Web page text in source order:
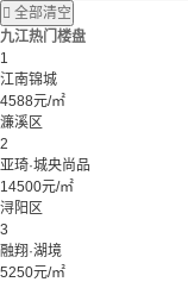
 全部清空
九江热门楼盘
1
江南锦城
4588元/㎡
濂溪区
2
亚琦·城央尚品
14500元/㎡
浔阳区
3
融翔·湖境
5250元/㎡